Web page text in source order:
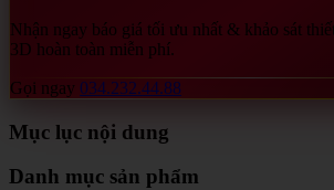
Nhận ngay báo giá tối ưu nhất & khảo sát
3D hoàn toàn miễn phí.
Gọi ngay 034.232.44.88
Mục lục nội dung
Danh mục sản phẩm